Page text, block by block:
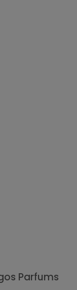
Parfums